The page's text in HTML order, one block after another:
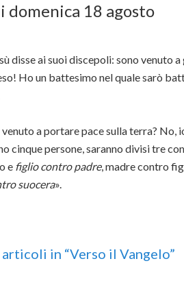
domenica 18 agosto
disse ai suoi discepoli: sono venuto
Ho un battesimo nel quale sarò
a portare pace sulla terra? No,
cinque persone, saranno divisi tre
e figlio contro padre, madre contro
suocera».
in “Verso il Vangelo”